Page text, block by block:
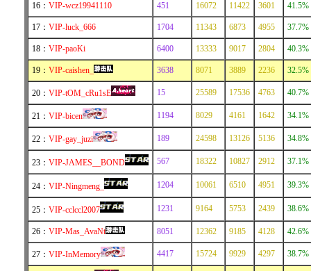
16： VIP-wcz19941110 451 16072 11422 3601 41.5%
17： VIP-luck_666 1704 11343 6873 4955 37.7%
18： VIP-paoKi 6400 13333 9017 2804 40.3%
19： VIP-caishen_ 3638 8071 3889 2236 32.5%
20： VIP-tOM_cRu1sE 15 25589 17536 4763 40.7%
21： VIP-bicen 1194 8029 4161 1642 34.1%
22： VIP-gay_juzi 189 24598 13126 5136 34.8%
23： VIP-JAMES__BOND 567 18322 10827 2912 37.1%
24： VIP-Ningmeng_ 1204 10061 6510 4951 39.3%
25： VIP-cclccl2007 1231 9164 5753 2439 38.6%
26： VIP-Mas_AvaNt 8051 12362 9185 4128 42.6%
27： VIP-InMemory 4417 15724 9929 4297 38.7%